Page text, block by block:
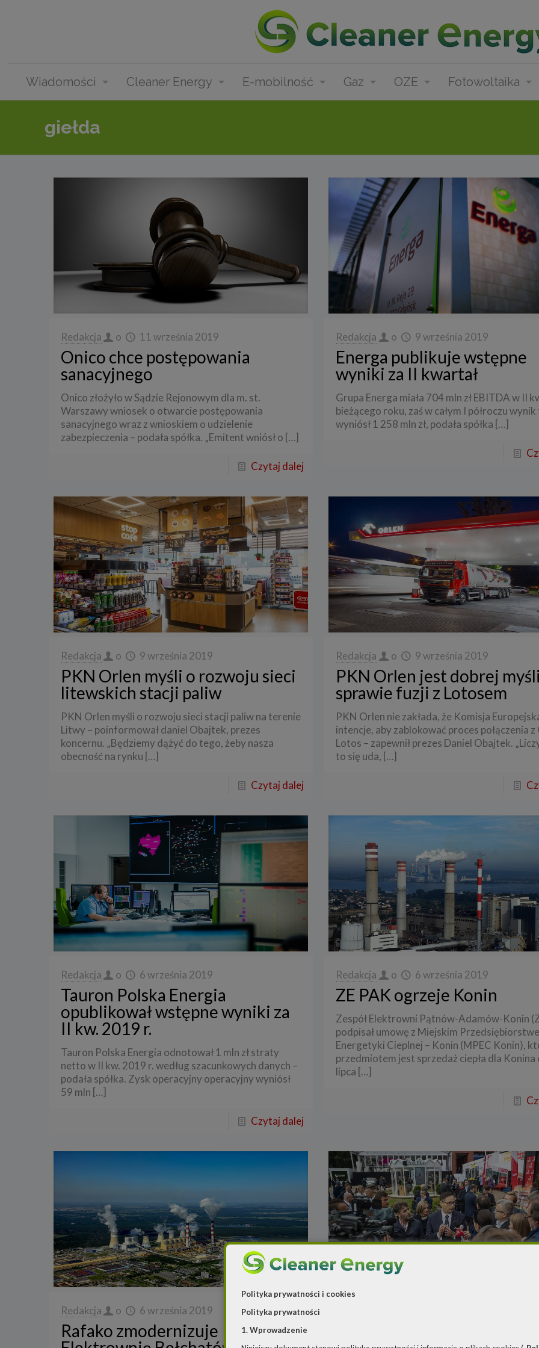
Wiadomości Cleaner Energy E-mobilność Gaz OZE Fotowoltaika
giełda
Redakcja o 11 września 2019
Onico chce postępowania
sanacyjnego
Onico złożyło w Sądzie Rejonowym dla m. st.
Warszawy wniosek o otwarcie postępowania
sanacyjnego wraz z wnioskiem o udzielenie
zabezpieczenia – podała spółka. „Emitent wniósł o […]
Czytaj dalej
Redakcja o 9 września 2019
Energa publikuje wstępne
wyniki za II kwartał
Grupa Energa miała 704 mln zł EBITDA w II
bieżącego roku, zaś w całym I półroczu wynik
wyniósł 1 258 mln zł, podała spółka […]
Redakcja o 9 września 2019
PKN Orlen myśli o rozwoju sieci
litewskich stacji paliw
PKN Orlen myśli o rozwoju sieci stacji paliw na terenie
Litwy – poinformował daniel Obajtek, prezes
koncernu. „Będziemy dążyć do tego, żeby nasza
obecność na rynku […]
Czytaj dalej
Redakcja o 9 września 2019
PKN Orlen jest dobrej
sprawie fuzji z Lotosem
PKN Orlen nie zakłada, że Komisja
intencje, aby zablokować proces połączenia z
Lotos – zapewnił prezes Daniel Obajtek.
to się uda, […]
Redakcja o 6 września 2019
Tauron Polska Energia
opublikował wstępne wyniki za
II kw. 2019 r.
Tauron Polska Energia odnotował 1 mln zł straty
netto w II kw. 2019 r. według szacunkowych danych –
podała spółka. Zysk operacyjny operacyjny wyniósł
59 mln […]
Czytaj dalej
Redakcja o 6 września 2019
ZE PAK ogrzeje Konin
Zespół Elektrowni Pątnów-Adamów-Konin
podpisał umowę z Miejskim
Energetyki Cieplnej – Konin (MPEC Konin),
przedmiotem jest sprzedaż ciepła dla Konina
lipca […]
Redakcja o 6 września 2019
Rafako zmodernizuje
Polityka prywatności i cookies
Polityka prywatności
1. Wprowadzenie